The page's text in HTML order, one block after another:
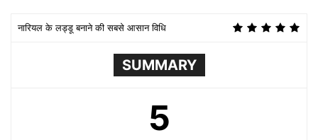
नारियल के लड्डू बनाने की सबसे आसान विधि
SUMMARY
5